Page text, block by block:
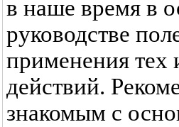
в наше время в
руководстве
применения тех
действий.
знакомым с